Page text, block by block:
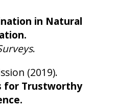
in Natural
.
(2019).
for Trustworthy